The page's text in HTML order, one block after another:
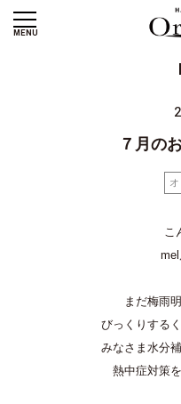
MENU
７月の
こ
mel
まだ梅雨
びっくりする
みなさま水分
熱中症対策